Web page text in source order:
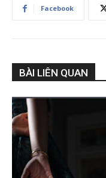
Facebook
BÀI LIÊN QUAN